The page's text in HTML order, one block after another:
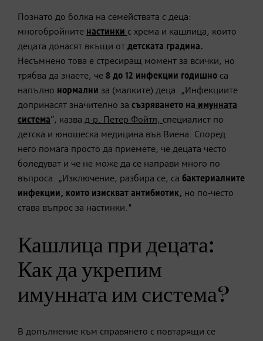
Познато до болка на семействата с деца:
многобройните настинки с хрема и кашлица, които
децата донасят вкъщи от детската градина.
Несъмнено това е стресиращ момент за всички, но
трябва да знаете, че 8 до 12 инфекции годишно са
напълно нормални за (малките) деца. „Инфекциите
допринасят значително за съзряването на имунната
система“, казва д-р. Петер Фойтл, специалист по
детска и юношеска медицина във Виена. Според
него помага просто да приемете, че децата често
боледуват и че не може да се направи много по
въпроса. „Изключение, разбира се, са бактериалните
инфекции, които изискват антибиотик, но по-често
става въпрос за настинки."
Кашлица при децата:
Как да укрепим
имунната им система?
В допълнение към справянето с повтарящи се